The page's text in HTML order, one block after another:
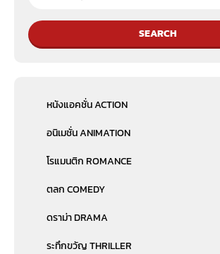
SEARCH
หนังแอคชั่น ACTION
อนิเมชั่น ANIMATION
โรแมนติก ROMANCE
ตลก COMEDY
ดราม่า DRAMA
ระทึกขวัญ THRILLER